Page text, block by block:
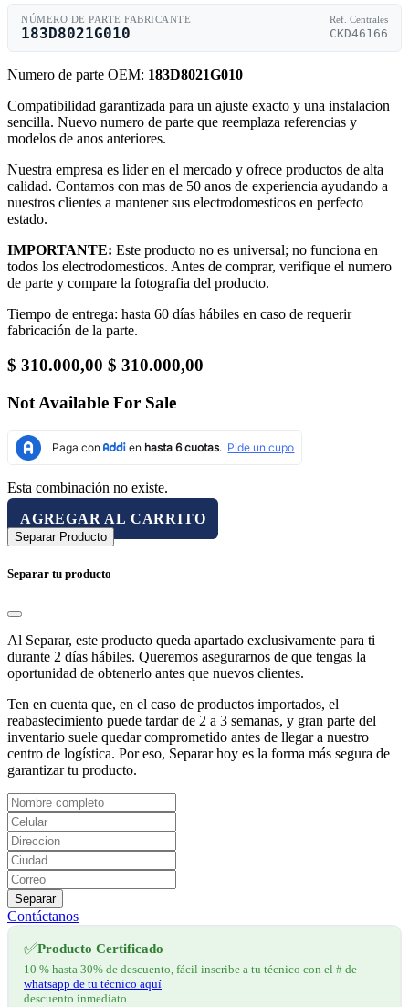
NÚMERO DE PARTE FABRICANTE
183D8021G010
Ref. Centrales
CKD46166
Numero de parte OEM: 183D8021G010
Compatibilidad garantizada para un ajuste exacto y una instalacion
sencilla. Nuevo numero de parte que reemplaza referencias y
modelos de anos anteriores.
Nuestra empresa es lider en el mercado y ofrece productos de alta
calidad. Contamos con mas de 50 anos de experiencia ayudando a
nuestros clientes a mantener sus electrodomesticos en perfecto
estado.
IMPORTANTE: Este producto no es universal; no funciona en
todos los electrodomesticos. Antes de comprar, verifique el numero
de parte y compare la fotografia del producto.
Tiempo de entrega: hasta 60 días hábiles en caso de requerir
fabricación de la parte.
$ 310.000,00 $310.000,00
Not Available For Sale
Esta combinación no existe.
AGREGAR AL CARRITO
Separar Producto
Separar tu producto
Al Separar, este producto queda apartado exclusivamente para ti
durante 2 días hábiles. Queremos asegurarnos de que tengas la
oportunidad de obtenerlo antes que nuevos clientes.
Ten en cuenta que, en el caso de productos importados, el
reabastecimiento puede tardar de 2 a 3 semanas, y gran parte del
inventario suele quedar comprometido antes de llegar a nuestro
centro de logística. Por eso, Separar hoy es la forma más segura de
garantizar tu producto.
Separar
Contáctanos
✅Producto Certificado
10 % hasta 30% de descuento, fácil inscribe a tu técnico con el # de
whatsapp de tu técnico aquí
descuento inmediato